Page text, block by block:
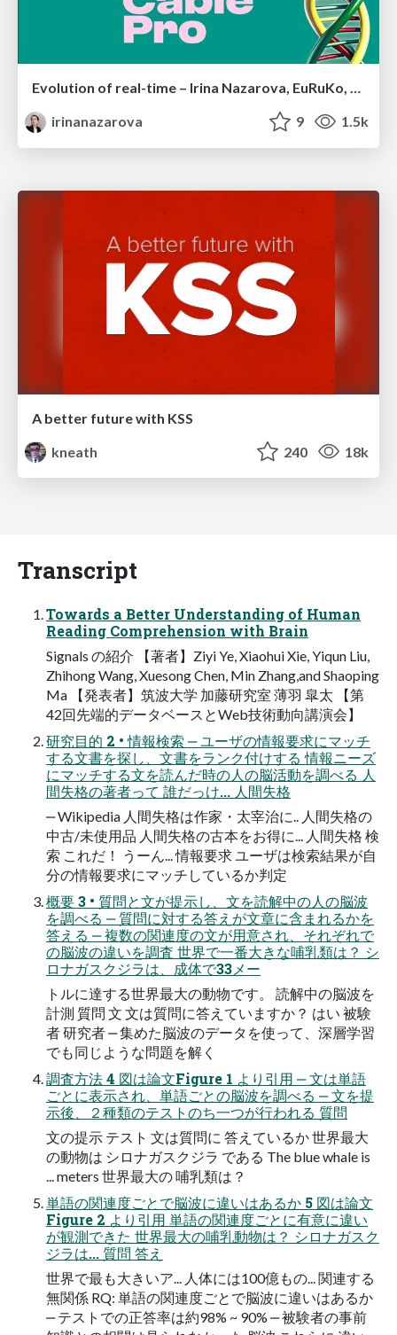
Evolution of real-time – Irina Nazarova, EuRuKo, 2024
irinanazarova
9 1.5k
A better future with KSS
kneath
240 18k
Transcript
Towards a Better Understanding of Human
Reading Comprehension with Brain
Signals の紹介 【著者】Ziyi Ye, Xiaohui Xie, Yiqun Liu,
Zhihong Wang, Xuesong Chen, Min Zhang,and Shaoping
Ma 【発表者】筑波⼤学 加藤研究室 薄⽻ 皐太 【第
42回先端的データベースとWeb技術動向講演会】
研究⽬的 2 • 情報検索 ‒ ユーザの情報要求にマッチ
する⽂書を探し、⽂書をランク付けする 情報ニーズ
にマッチする⽂を読んだ時の⼈の脳活動を調べる ⼈
間失格の著者って 誰だっけ... ⼈間失格
‒ Wikipedia ⼈間失格は作家・太宰治に.. ⼈間失格の
中古/未使⽤品 ⼈間失格の古本をお得に... ⼈間失格 検
索 これだ！ うーん... 情報要求 ユーザは検索結果が⾃
分の情報要求にマッチしているか判定
概要 3 • 質問と⽂が提⽰し、⽂を読解中の⼈の脳波
を調べる ‒ 質問に対する答えが⽂章に含まれるかを
答える ‒ 複数の関連度の⽂が⽤意され、それぞれで
の脳波の違いを調査 世界で⼀番⼤きな哺乳類は？ シ
ロナガスクジラは、成体で33メー
トルに達する世界最⼤の動物です。 読解中の脳波を
計測 質問 ⽂ ⽂は質問に答えていますか？ はい 被験
者 研究者 ‒ 集めた脳波のデータを使って、深層学習
でも同じような問題を解く
調査⽅法 4 図は論⽂Figure 1 より引⽤ ‒ ⽂は単語
ごとに表⽰され、単語ごとの脳波を調べる ‒ ⽂を提
⽰後、２種類のテストのち⼀つが⾏われる 質問
⽂の提⽰ テスト ⽂は質問に 答えているか 世界最⼤
の動物は シロナガスクジラ である The blue whale is
... meters 世界最⼤の 哺乳類は？
単語の関連度ごとで脳波に違いはあるか 5 図は論⽂
Figure 2 より引⽤ 単語の関連度ごとに有意に違い
が観測できた 世界最⼤の哺乳動物は？ シロナガスク
ジラは... 質問 答え
世界で最も⼤きいア... ⼈体には100億もの... 関連する
無関係 RQ: 単語の関連度ごとで脳波に違いはあるか
‒ テストでの正答率は約98% ~ 90% ‒ 被験者の事前